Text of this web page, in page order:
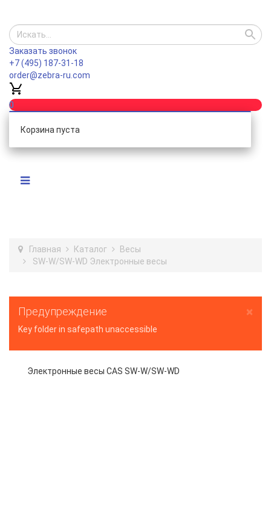
Заказать звонок
+7 (495) 187-31-18
order@zebra-ru.com
0
Корзина пуста
Главная Каталог
Весы
SW-W/SW-WD Электронные весы
×
Предупреждение
Key folder in safepath unaccessible
Электронные весы СAS SW-W/SW-WD